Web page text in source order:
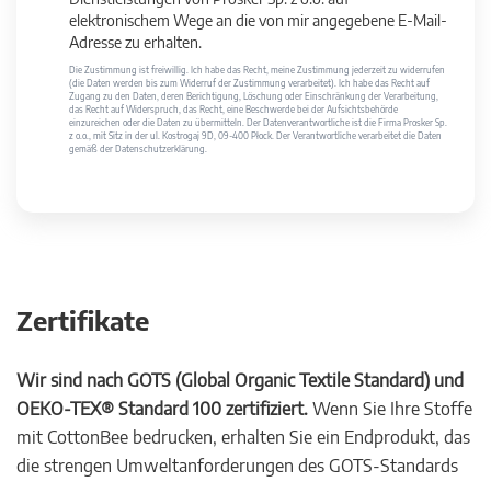
elektronischem Wege an die von mir angegebene E-Mail-
Adresse zu erhalten.
Die Zustimmung ist freiwillig. Ich habe das Recht, meine Zustimmung jederzeit zu widerrufen
(die Daten werden bis zum Widerruf der Zustimmung verarbeitet). Ich habe das Recht auf
Zugang zu den Daten, deren Berichtigung, Löschung oder Einschränkung der Verarbeitung,
das Recht auf Widerspruch, das Recht, eine Beschwerde bei der Aufsichtsbehörde
einzureichen oder die Daten zu übermitteln. Der Datenverantwortliche ist die Firma Prosker Sp.
z o.o., mit Sitz in der ul. Kostrogaj 9D, 09-400 Płock. Der Verantwortliche verarbeitet die Daten
gemäß der Datenschutzerklärung.
Zertifikate
Wir sind nach GOTS (Global Organic Textile Standard) und
OEKO-TEX® Standard 100 zertifiziert. Wenn Sie Ihre Stoffe
mit CottonBee bedrucken, erhalten Sie ein Endprodukt, das
die strengen Umweltanforderungen des GOTS-Standards